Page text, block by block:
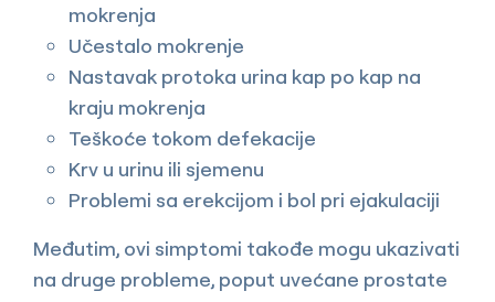
mokrenja
Učestalo mokrenje
Nastavak protoka urina kap po kap na
kraju mokrenja
Teškoće tokom defekacije
Krv u urinu ili sjemenu
Problemi sa erekcijom i bol pri ejakulaciji
Međutim, ovi simptomi takođe mogu ukazivati
na druge probleme, poput uvećane prostate